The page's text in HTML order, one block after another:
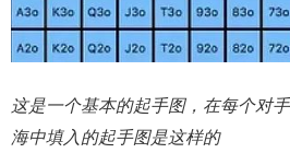
这是一个基本的起手图，在每个对
海中填入的起手图是这样的